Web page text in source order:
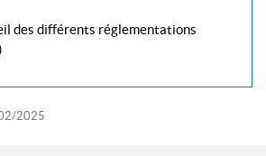
des différents réglementations
2025